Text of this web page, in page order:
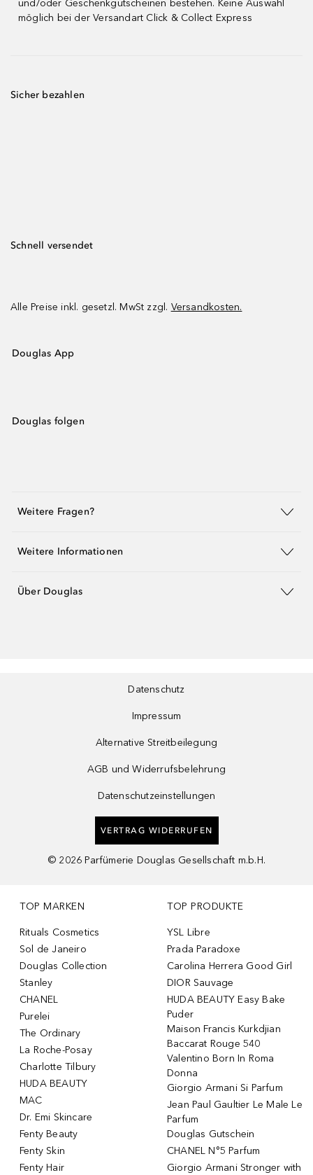
und/oder Geschenkgutscheinen bestehen. Keine Auswahl
möglich bei der Versandart Click & Collect Express
Sicher bezahlen
Schnell versendet
Alle Preise inkl. gesetzl. MwSt zzgl. Versandkosten.
Douglas App
Douglas folgen
Weitere Fragen?
Weitere Informationen
Über Douglas
Datenschutz
Impressum
Alternative Streitbeilegung
AGB und Widerrufsbelehrung
Datenschutzeinstellungen
VERTRAG WIDERRUFEN
© 2026 Parfümerie Douglas Gesellschaft m.b.H.
TOP MARKEN
Rituals Cosmetics
Sol de Janeiro
Douglas Collection
Stanley
CHANEL
Purelei
The Ordinary
La Roche-Posay
Charlotte Tilbury
HUDA BEAUTY
MAC
Dr. Emi Skincare
Fenty Beauty
Fenty Skin
Fenty Hair
TOP PRODUKTE
YSL Libre
Prada Paradoxe
Carolina Herrera Good Girl
DIOR Sauvage
HUDA BEAUTY Easy Bake
Puder
Maison Francis Kurkdjian
Baccarat Rouge 540
Valentino Born In Roma
Donna
Giorgio Armani Si Parfum
Jean Paul Gaultier Le Male Le
Parfum
Douglas Gutschein
CHANEL N°5 Parfum
Giorgio Armani Stronger with